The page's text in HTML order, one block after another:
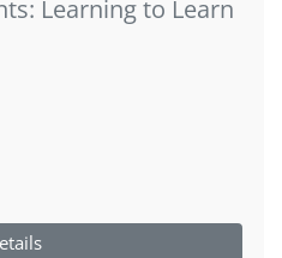
Learning to Learn